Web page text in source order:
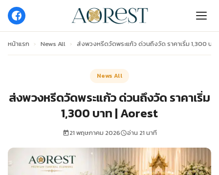
หน้าแรก › News All › ส่งพวงหรีดวัดพระแก้ว ด่วนถึงวัด ราคาเริ่ม 1,300 บา
News All
ส่งพวงหรีดวัดพระแก้ว ด่วนถึงวัด ราคาเริ่ม
1,300 บาท | Aorest
21 พฤษภาคม 2026 อ่าน 21 นาที